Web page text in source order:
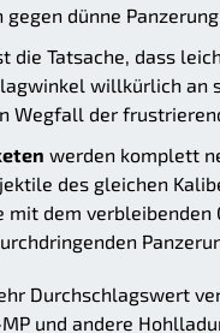
dünne
die Tatsache, dass
willkürlich an
Wegfall der
werden komplett
des gleichen
dem
Durchschlagswert
und andere